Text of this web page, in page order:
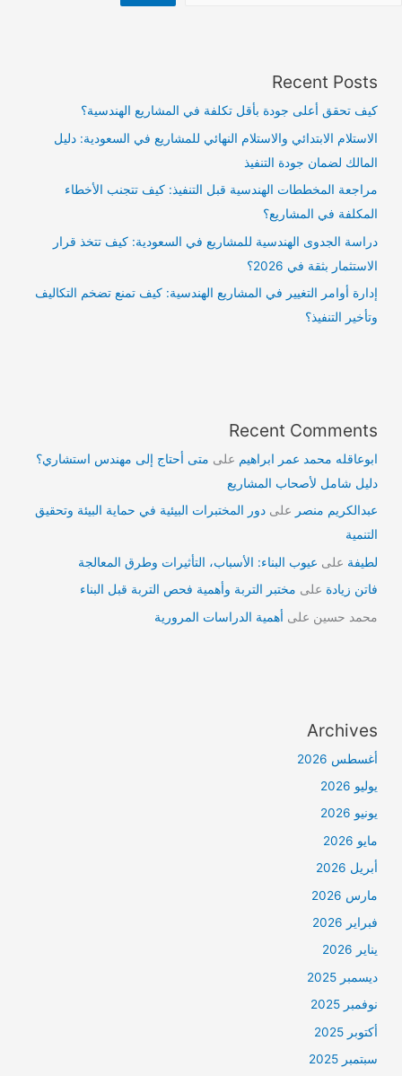
Recent Posts
كيف تحقق أعلى جودة بأقل تكلفة في المشاريع الهندسية؟
الاستلام الابتدائي والاستلام النهائي للمشاريع في السعودية: دليل
المالك لضمان جودة التنفيذ
مراجعة المخططات الهندسية قبل التنفيذ: كيف تتجنب الأخطاء
المكلفة في المشاريع؟
دراسة الجدوى الهندسية للمشاريع في السعودية: كيف تتخذ قرار
الاستثمار بثقة في 2026؟
إدارة أوامر التغيير في المشاريع الهندسية: كيف تمنع تضخم التكاليف
وتأخير التنفيذ؟
Recent Comments
ابوعاقله محمد عمر ابراهيم على متى أحتاج إلى مهندس استشاري؟
دليل شامل لأصحاب المشاريع
عبدالكريم منصر علىدور المختبرات البيئية في حماية البيئة وتحقيق
التنمية
لطيفة على عيوب البناء: الأسباب، التأثيرات وطرق المعالجة
فاتن زيادة على مختبر التربة وأهمية فحص التربة قبل البناء
محمد حسين على أهمية الدراسات المرورية
Archives
أغسطس 2026
يوليو 2026
يونيو 2026
مايو 2026
أبريل 2026
مارس 2026
فبراير 2026
يناير 2026
ديسمبر 2025
نوفمبر 2025
أكتوبر 2025
سبتمبر 2025